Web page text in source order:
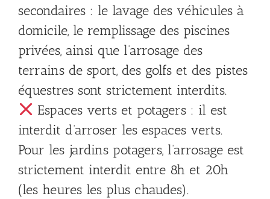
secondaires : le lavage des véhicules à
domicile, le remplissage des piscines
privées, ainsi que l’arrosage des
terrains de sport, des golfs et des pistes
équestres sont strictement interdits.
Espaces verts et potagers : il est
interdit d’arroser les espaces verts.
Pour les jardins potagers, l’arrosage est
strictement interdit entre 8h et 20h
(les heures les plus chaudes).